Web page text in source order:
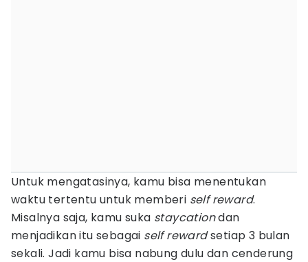
Untuk mengatasinya, kamu bisa menentukan
waktu tertentu untuk memberi self reward.
Misalnya saja, kamu suka staycationdan
menjadikan itu sebagai self rewardsetiap 3 bulan
sekali. Jadi kamu bisa nabung dulu dan cenderung